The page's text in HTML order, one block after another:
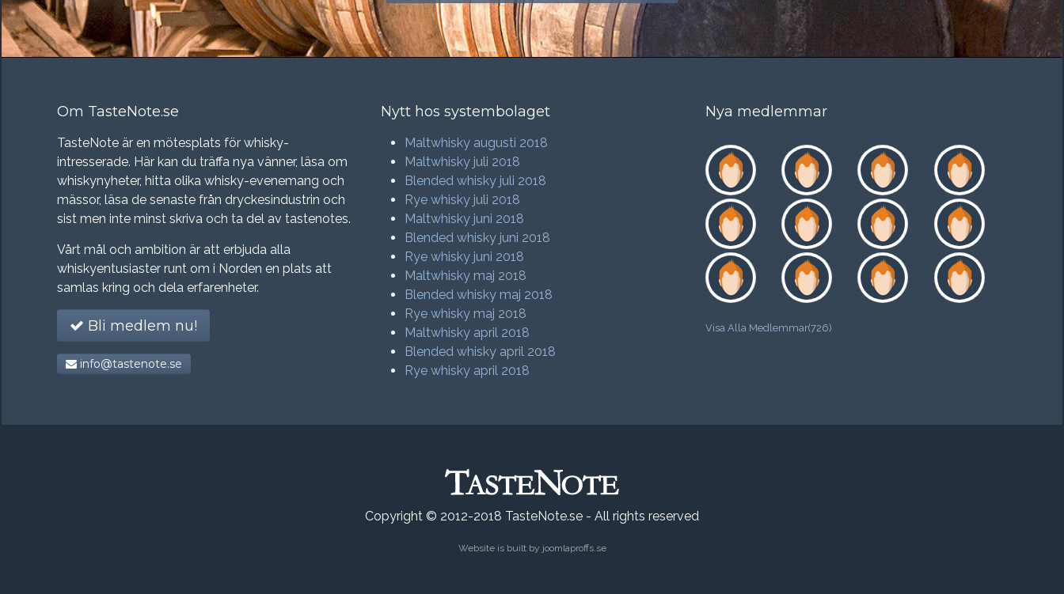
Om TasteNote.se
TasteNote är en mötesplats för whisky-
intresserade. Här kan du träffa nya vänner, läsa om
whiskynyheter, hitta olika whisky-evenemang och
mässor, läsa de senaste från dryckesindustrin och
sist men inte minst skriva och ta del av tastenotes.
Vårt mål och ambition är att erbjuda alla
whiskyentusiaster runt om i Norden en plats att
samlas kring och dela erfarenheter.
Bli medlem nu!
info@tastenote.se
Nytt hos systembolaget
Maltwhisky augusti 2018
Maltwhisky juli 2018
Blended whisky juli 2018
Rye whisky juli 2018
Maltwhisky juni 2018
Blended whisky juni 2018
Rye whisky juni 2018
Maltwhisky maj 2018
Blended whisky maj 2018
Rye whisky maj 2018
Maltwhisky april 2018
Blended whisky april 2018
Rye whisky april 2018
Nya medlemmar
Visa Alla Medlemmar(726)
Copyright © 2012-2018 TasteNote.se - All rights reserved
Website is built by joomlaproffs.se